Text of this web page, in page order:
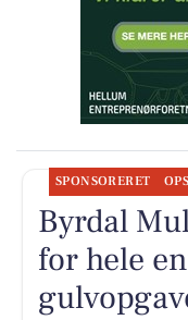
SPONSORERET
Byrdal
for hele